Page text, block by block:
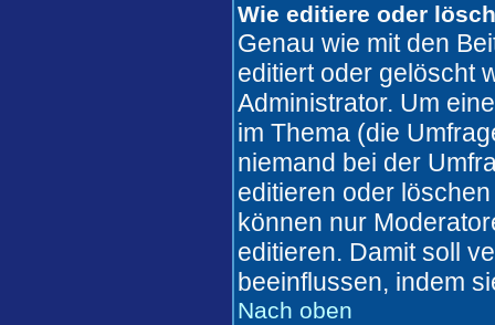
Wie editiere oder
Genau wie mit den
editiert oder gelöscht
Administrator. Um
im Thema (die
niemand bei der
editieren oder
können nur
editieren. Damit soll
beeinflussen, indem
Nach oben